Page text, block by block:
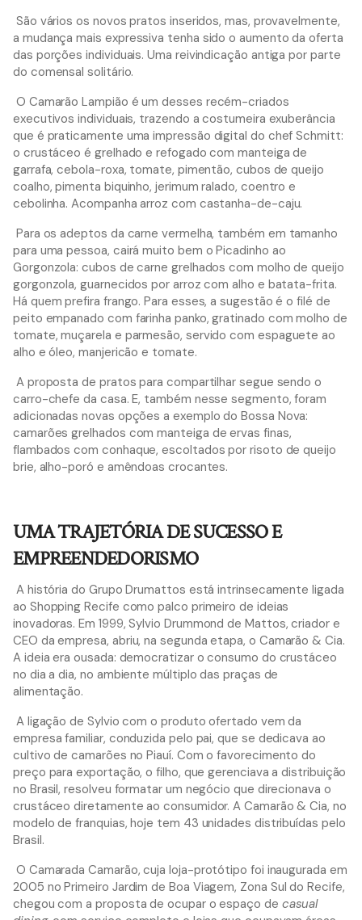
São vários os novos pratos inseridos, mas, provavelmente,
a mudança mais expressiva tenha sido o aumento da oferta
das porções individuais. Uma reivindicação antiga por parte
do comensal solitário.
O Camarão Lampião é um desses recém-criados
executivos individuais, trazendo a costumeira exuberância
que é praticamente uma impressão digital do chef Schmitt:
o crustáceo é grelhado e refogado com manteiga de
garrafa, cebola-roxa, tomate, pimentão, cubos de queijo
coalho, pimenta biquinho, jerimum ralado, coentro e
cebolinha. Acompanha arroz com castanha-de-caju.
Para os adeptos da carne vermelha, também em tamanho
para uma pessoa, cairá muito bem o Picadinho ao
Gorgonzola: cubos de carne grelhados com molho de queijo
gorgonzola, guarnecidos por arroz com alho e batata-frita.
Há quem prefira frango. Para esses, a sugestão é o filé de
peito empanado com farinha panko, gratinado com molho de
tomate, muçarela e parmesão, servido com espaguete ao
alho e óleo, manjericão e tomate.
A proposta de pratos para compartilhar segue sendo o
carro-chefe da casa. E, também nesse segmento, foram
adicionadas novas opções a exemplo do Bossa Nova:
camarões grelhados com manteiga de ervas finas,
flambados com conhaque, escoltados por risoto de queijo
brie, alho-poró e amêndoas crocantes.
UMA TRAJETÓRIA DE SUCESSO E
EMPREENDEDORISMO
A história do Grupo Drumattos está intrinsecamente ligada
ao Shopping Recife como palco primeiro de ideias
inovadoras. Em 1999, Sylvio Drummond de Mattos, criador e
CEO da empresa, abriu, na segunda etapa, o Camarão & Cia.
A ideia era ousada: democratizar o consumo do crustáceo
no dia a dia, no ambiente múltiplo das praças de
alimentação.
A ligação de Sylvio com o produto ofertado vem da
empresa familiar, conduzida pelo pai, que se dedicava ao
cultivo de camarões no Piauí. Com o favorecimento do
preço para exportação, o filho, que gerenciava a distribuição
no Brasil, resolveu formatar um negócio que direcionava o
crustáceo diretamente ao consumidor. A Camarão & Cia, no
modelo de franquias, hoje tem 43 unidades distribuídas pelo
Brasil.
O Camarada Camarão, cuja loja-protótipo foi inaugurada em
2005 no Primeiro Jardim de Boa Viagem, Zona Sul do Recife,
chegou com a proposta de ocupar o espaço de casual